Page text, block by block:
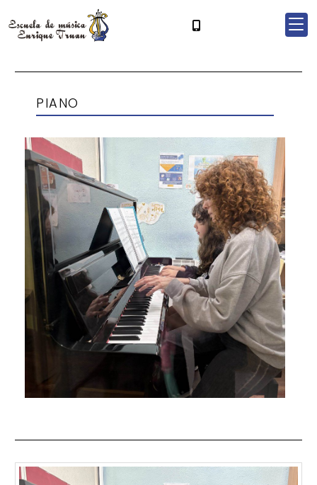
PIANO